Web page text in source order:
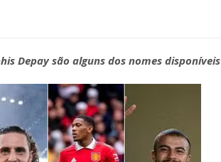
Depay são alguns dos nomes disponíveis